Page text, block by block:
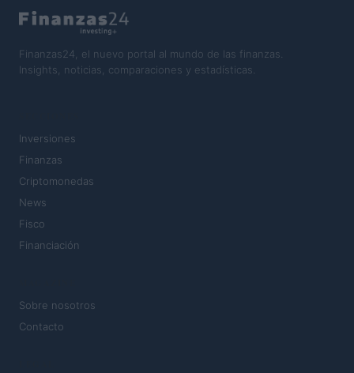
Finanzas24, el nuevo portal al mundo de las finanzas.
Insights, noticias, comparaciones y estadísticas.
Inversiones
Finanzas
Criptomonedas
News
Fisco
Financiación
Sobre nosotros
Contacto